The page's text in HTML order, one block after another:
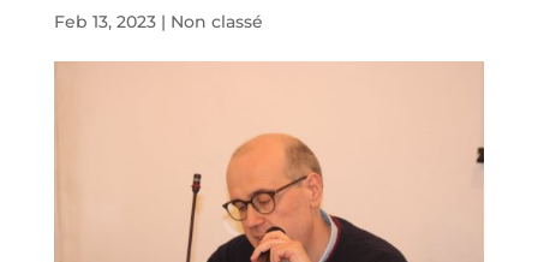
Feb 13, 2023| Non classé